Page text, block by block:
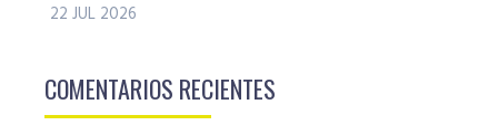
22 JUL 2026
COMENTARIOS RECIENTES